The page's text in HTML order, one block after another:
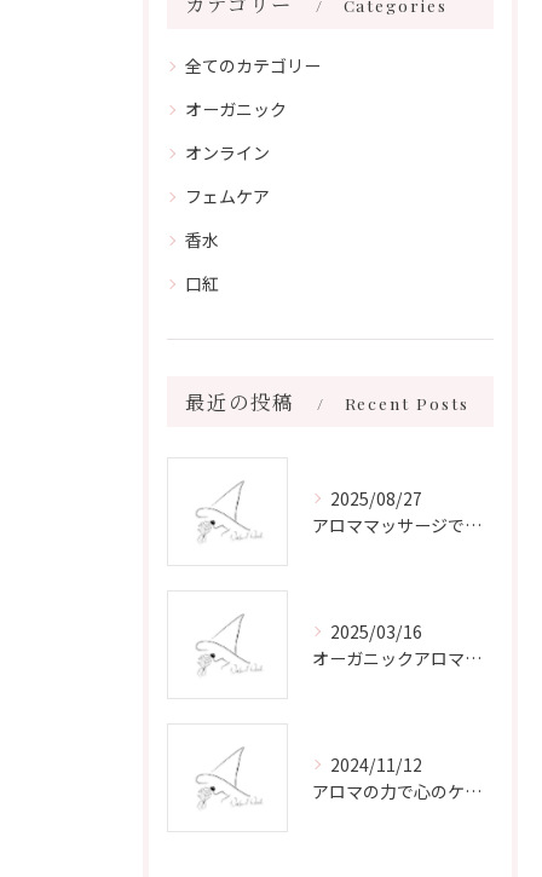
Categories
全てのカテゴリー
オーガニック
オンライン
フェムケア
香水
口紅
最近の投稿 Recent Posts
2025/08/27
アロママッサージで叶える心身リラックスと健康維持の新習慣ガイド
2025/03/16
オーガニックアロマで心と体を癒す
2024/11/12
アロマの力で心のケアをする方法